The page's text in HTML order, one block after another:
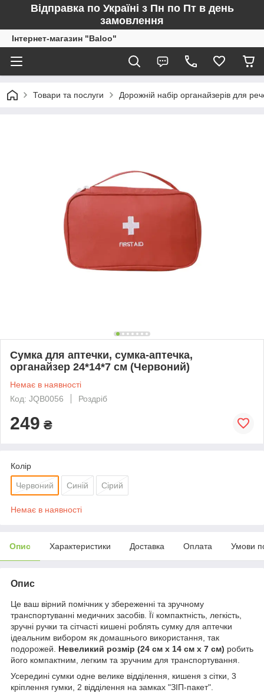
Відправка по Україні з Пн по Пт в день
замовлення
Інтернет-магазин "Baloo"
Товари та послуги Дорожній набір органайзерів для
Сумка для аптечки, сумка-аптечка,
органайзер 24*14*7 см (Червоний)
Немає в наявності
Код: JQB0056
Роздріб
249 ₴
Колір
Червоний Синій Сірий
Немає в наявності
Опис Характеристики Доставка Оплата Умови
Опис
Це ваш вірний помічник у збереженні та зручному
транспортуванні медичних засобів. Її компактність, легкість,
зручні ручки та сітчасті кишені роблять сумку для аптечки
ідеальним вибором як домашнього використання, так
подорожей. Невеликий розмір (24 см x 14 см x 7 см) робить
його компактним, легким та зручним для транспортування.
Усередині сумки одне велике відділення, кишеня з сітки, 3
кріплення гумки, 2 відділення на замках "ЗІП-пакет".